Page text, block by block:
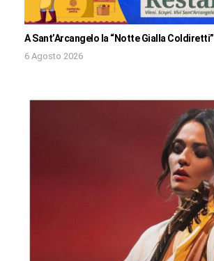
A Sant’Arcangelo la “Notte Gialla Coldiretti”
6 Agosto 2026